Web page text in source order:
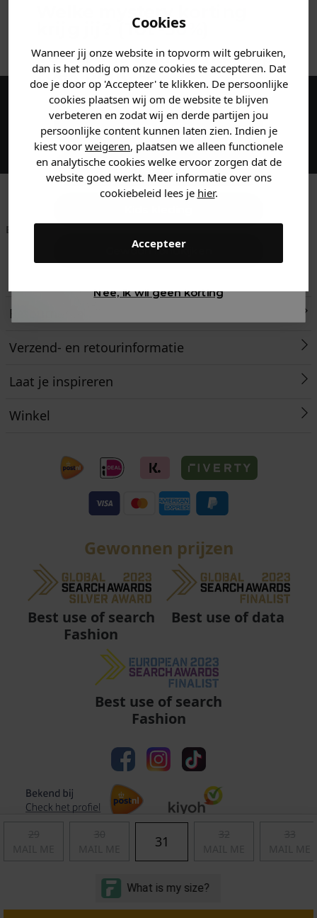
Cookies
Wanneer jij onze website in topvorm wilt gebruiken,
dan is het nodig om onze cookies te accepteren. Dat
doe je door op 'Accepteer' te klikken. De persoonlijke
cookies plaatsen wij om de website te blijven
verbeteren en zodat wij en derde partijen jou
persoonlijke content kunnen laten zien. Indien je
kiest voor weigeren, plaatsen we alleen functionele
en analytische cookies welke ervoor zorgen dat de
website goed werkt. Meer informatie over ons
cookiebeleid lees je hier.
Accepteer
31
ANDERE BESTELDEN OOK
Maak een account aan en ontvang 5%
korting op je eerste bestelling!
Betaal achteraf met
is morgen in huis!*
Retourneren
Verzend- en retourinformatie
Laat je inspireren
Winkel
Gewonnen prijzen
Best use of search
Fashion
Best use of data
Best use of search
Fashion
Algemene voorwaarden | Privacy
© Copyright 2011 - 2026 Soccerfanshop
Welke mystery
krijg jij? (Tot-30%
Vertel ons waar je naar op
zoek bent. 👇
Heren kleding
Dames kleding
Gewoon rondkijken
Nee, ik wil geen korting